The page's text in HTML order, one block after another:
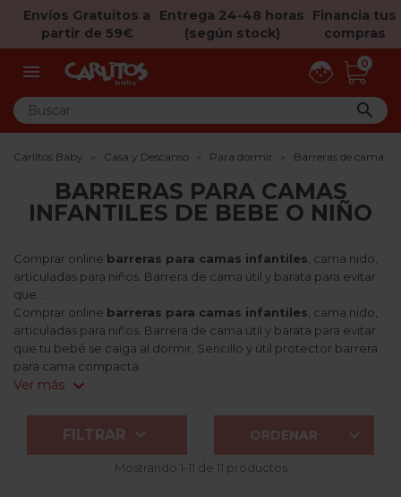
Envíos Gratuitos a
partir de 59€
Entrega 24-48 horas
(según stock)
Financia tus
compras
 0

Carlitos Baby Casa y Descanso Para dormir Barreras de cama
BARRERAS PARA CAMAS
INFANTILES DE BEBE O NIÑO
Comprar online barreras para camas infantiles , cama nido,
articuladas para niños. Barrera de cama útil y barata para evitar
que...
Comprar online barreras para camas infantiles , cama nido,
articuladas para niños. Barrera de cama útil y barata para evitar
que tu bebé se caiga al dormir. Sencillo y útil protector barrera
para cama compacta.
Ver más expand_more
ORDENAR 
FILTRAR 
Mostrando 1-11 de 11 productos